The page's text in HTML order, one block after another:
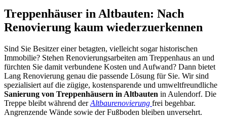
Treppenhäuser in Altbauten: Nach
Renovierung kaum wiederzuerkennen
Sind Sie Besitzer einer betagten, vielleicht sogar historischen
Immobilie? Stehen Renovierungsarbeiten am Treppenhaus an und
fürchten Sie damit verbundene Kosten und Aufwand? Dann bietet
Lang Renovierung genau die passende Lösung für Sie. Wir sind
spezialisiert auf die zügige, kostensparende und umweltfreundliche
Sanierung von Treppenhäusern in Altbauten in Aulendorf. Die
Treppe bleibt während derAltbaurenovierung frei begehbar.
Angrenzende Wände sowie der Fußboden bleiben unversehrt.